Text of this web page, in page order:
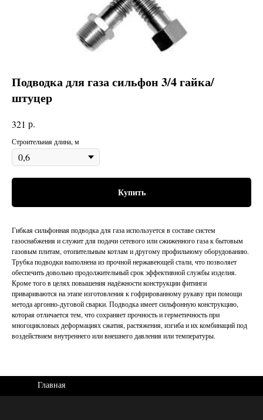
Подводка для газа сильфон 3/4 гайка/
штуцер
321 р.
Строительная длина, м
Купить
Гибкая сильфонная подводка для газа используется в составе систем
газоснабжения и служит для подачи сетевого или сжиженного газа к бытовым
газовым плитам, отопительным котлам и другому профильному оборудованию.
Трубка подводки выполнена из прочной нержавеющей стали, что позволяет
обеспечить довольно продолжительный срок эффективной службы изделия.
Кроме того в целях повышения надёжности конструкции фитинги
привариваются на этапе изготовления к гофрированному рукаву при помощи
метода аргонно-дуговой сварки. Подводка имеет сильфонную конструкцию,
которая отличается тем, что сохраняет прочность и герметичность при
многоцикловых деформациях сжатия, растяжения, изгиба и их комбинаций под
воздействием внутреннего или внешнего давления или температуры.
Главная